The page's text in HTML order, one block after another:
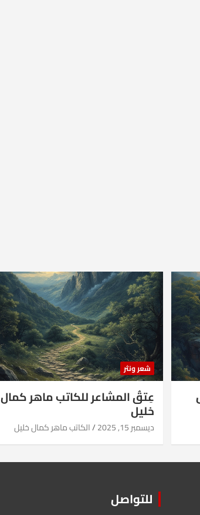
شعر ونثر
عِتقُ المشاعر للكاتب ماهر كمال
خليل
ديسمبر 15, 2025 الكاتب ماهر كمال خليل
للتواصل